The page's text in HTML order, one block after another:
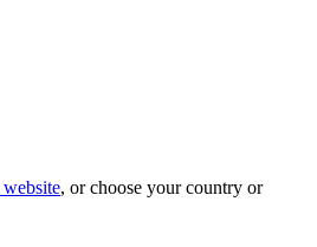
, or choose your country or